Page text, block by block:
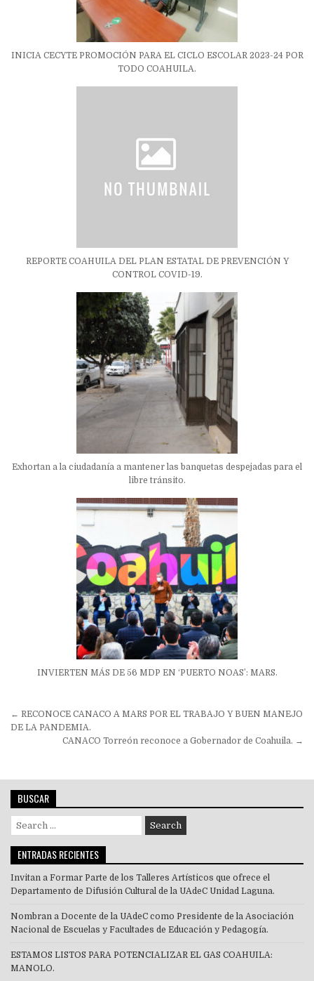
INICIA CECYTE PROMOCIÓN PARA EL CICLO ESCOLAR 2023-24 POR
TODO COAHUILA.
REPORTE COAHUILA DEL PLAN ESTATAL DE PREVENCIÓN Y
CONTROL COVID-19.
Exhortan a la ciudadanía a mantener las banquetas despejadas para el
libre tránsito.
INVIERTEN MÁS DE 56 MDP EN ‘PUERTO NOAS’: MARS.
Navegación
de
entradas
← RECONOCE CANACO A MARS POR EL TRABAJO Y BUEN MANEJO
DE LA PANDEMIA.
CANACO Torreón reconoce a Gobernador de Coahuila. →
BUSCAR
Search
for:
ENTRADAS RECIENTES
Invitan a Formar Parte de los Talleres Artísticos que ofrece el
Departamento de Difusión Cultural de la UAdeC Unidad Laguna.
Nombran a Docente de la UAdeC como Presidente de la Asociación
Nacional de Escuelas y Facultades de Educación y Pedagogía.
ESTAMOS LISTOS PARA POTENCIALIZAR EL GAS COAHUILA:
MANOLO.